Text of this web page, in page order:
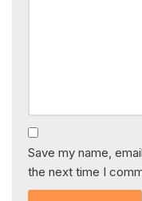
Save my name,
the next time I